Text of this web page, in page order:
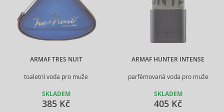
ARMAF TRES NUIT
toaletní voda pro muže
SKLADEM
385 Kč
ARMAF HUNTER INTENSE
parfémovaná voda pro muže
SKLADEM
405 Kč